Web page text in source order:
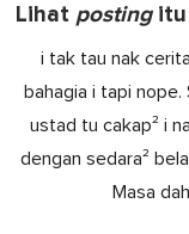
Lihat postingitu
i tak tau nak
bahagia i tapi nope.
ustad tu cakap² i
dengan sedara²
Masa